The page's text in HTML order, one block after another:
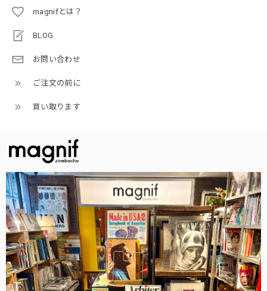
magnifとは？
BLOG
お問い合わせ
ご注文の前に
買い取ります